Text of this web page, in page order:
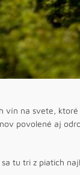
vín na svete,
povolené aj
tu tri z piatich